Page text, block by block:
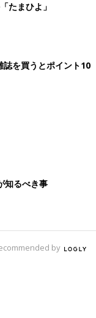
たまひよ」
誌を買うとポイント10
知るべき事
by